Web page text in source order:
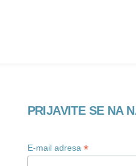
PRIJAVITE SE NA
E-mail adresa *